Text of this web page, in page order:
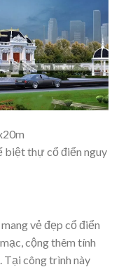
biệt thự cổ điển nguy
vẻ đẹp cổ điển
cộng thêm tính
Tại công trình này